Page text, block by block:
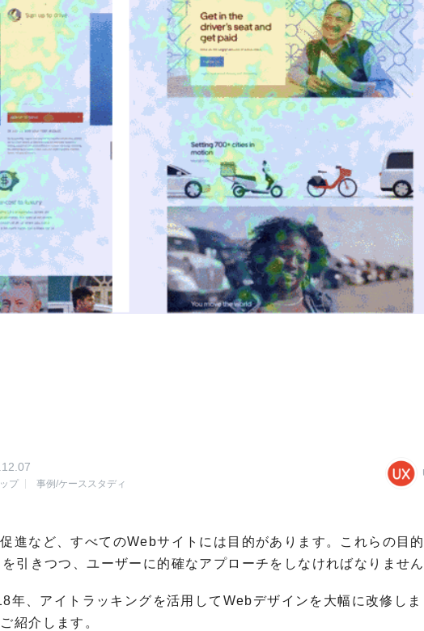
プ 事例/ケーススタディ
進など、すべてのWebサイトには目的があります。これらの目
引きつつ、ユーザーに的確なアプローチをしなければなりませ
年、アイトラッキングを活用してWebデザインを大幅に改修し
紹介します。